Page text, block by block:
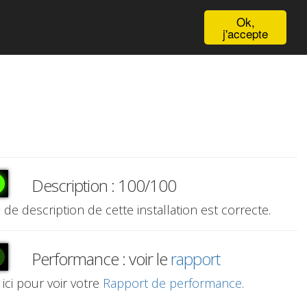
Ok,
j'accepte
Description : 100/100
de description de cette installation est correcte.
Performance : voir lerapport
ici pour voir votre Rapport de performance.